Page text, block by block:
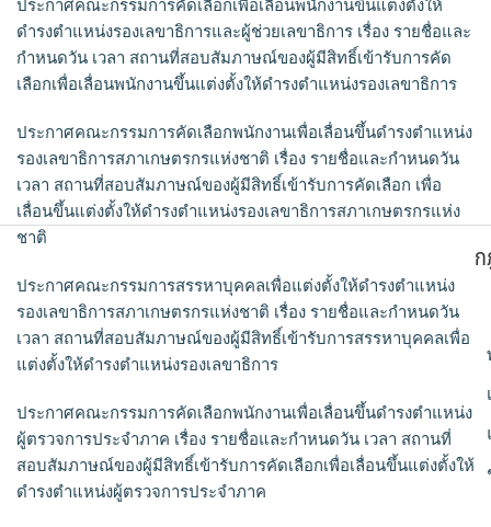
ประกาศคณะกรรมการคัดเลือกเพื่อเลื่อนพนักงานขึ้นแต่งตั้งให้
ดำรงตำแหน่งรองเลขาธิการและผู้ช่วยเลขาธิการ เรื่อง รายชื่อและ
กำหนดวัน เวลา สถานที่สอบสัมภาษณ์ของผู้มีสิทธิ์เข้ารับการคัด
เลือกเพื่อเลื่อนพนักงานขึ้นแต่งตั้งให้ดำรงตำแหน่งรองเลขาธิการ
ประกาศคณะกรรมการคัดเลือกพนักงานเพื่อเลื่อนขึ้นดำรงตำแหน่ง
รองเลขาธิการสภาเกษตรกรแห่งชาติ เรื่อง รายชื่อและกำหนดวัน
เวลา สถานที่สอบสัมภาษณ์ของผู้มีสิทธิ์เข้ารับการคัดเลือก เพื่อ
เลื่อนขึ้นแต่งตั้งให้ดำรงตำแหน่งรองเลขาธิการสภาเกษตรกรแห่ง
ชาติ
ประกาศคณะกรรมการสรรหาบุคคลเพื่อแต่งตั้งให้ดำรงตำแหน่ง
รองเลขาธิการสภาเกษตรกรแห่งชาติ เรื่อง รายชื่อและกำหนดวัน
เวลา สถานที่สอบสัมภาษณ์ของผู้มีสิทธิ์เข้ารับการสรรหาบุคคลเพื่อ
แต่งตั้งให้ดำรงตำแหน่งรองเลขาธิการ
ประกาศคณะกรรมการคัดเลือกพนักงานเพื่อเลื่อนขึ้นดำรงตำแหน่ง
ผู้ตรวจการประจำภาค เรื่อง รายชื่อและกำหนดวัน เวลา สถานที่
สอบสัมภาษณ์ของผู้มีสิทธิ์เข้ารับการคัดเลือกเพื่อเลื่อนขึ้นแต่งตั้งให้
ดำรงตำแหน่งผู้ตรวจการประจำภาค